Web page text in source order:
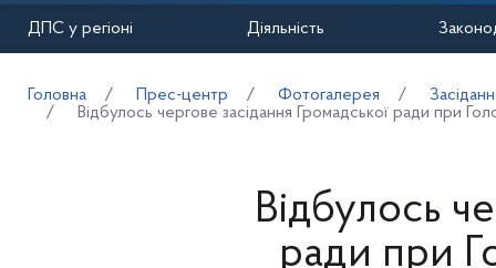
ДПС у регіоні Діяльність
Головна Прес-центр Фотогалерея
Відбулось чергове засідання Громадської ради при
Відбулось
ради при